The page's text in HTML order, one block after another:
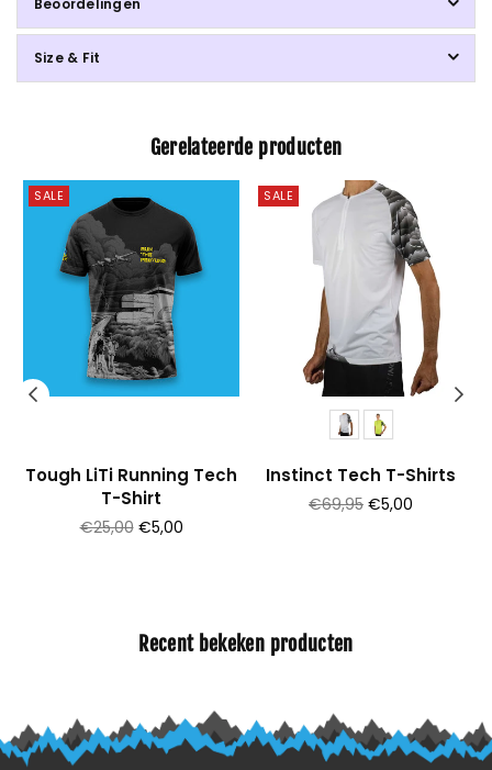
Size & Fit
Gerelateerde producten
SALE
Tough LiTi Running Tech
T-Shirt
Prijs
€25,00 €5,00
SALE
Instinct Tech T-Shirts
Prijs
€69,95 €5,00
Recent bekeken producten